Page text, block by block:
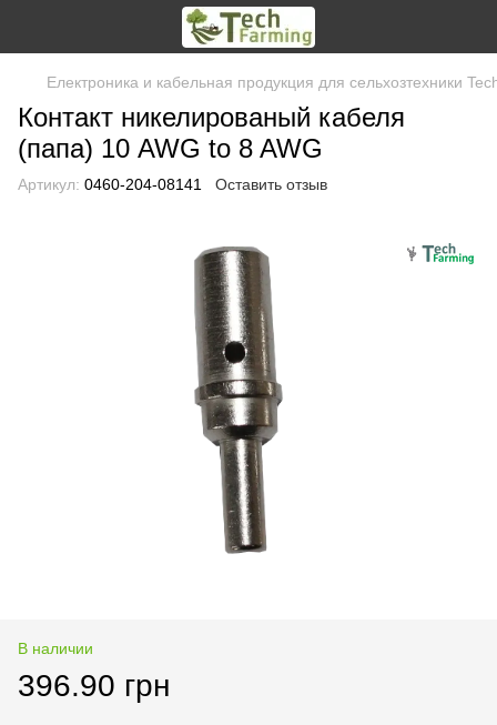
Електроника и кабельная продукция для сельхозтехники
Контакт никелированый кабеля
(папа) 10 AWG to 8 AWG
Артикул: 0460-204-08141 Оставить отзыв
В наличии
396.90 грн